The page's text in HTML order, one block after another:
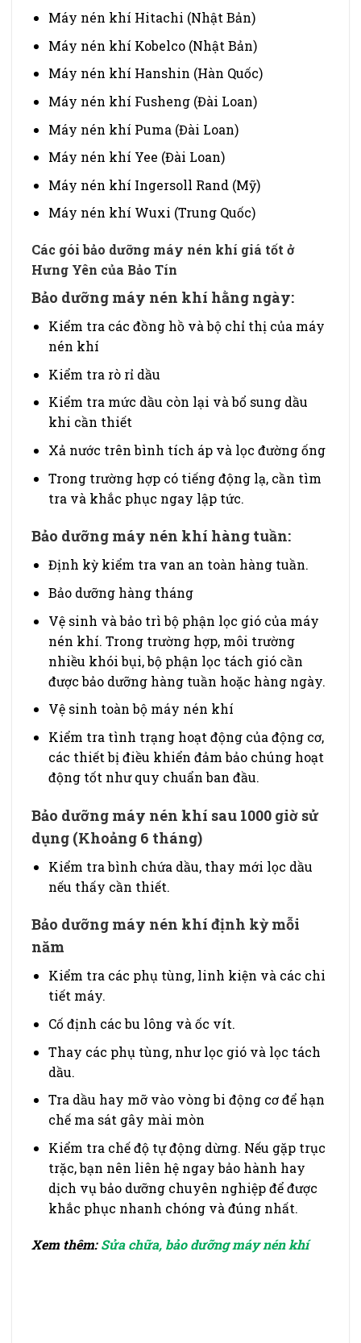
Máy nén khí Hitachi (Nhật Bản)
Máy nén khí Kobelco (Nhật Bản)
Máy nén khí Hanshin (Hàn Quốc)
Máy nén khí Fusheng (Đài Loan)
Máy nén khí Puma (Đài Loan)
Máy nén khí Yee (Đài Loan)
Máy nén khí Ingersoll Rand (Mỹ)
Máy nén khí Wuxi (Trung Quốc)
Các gói bảo dưỡng máy nén khí giá tốt ở
Hưng Yên của Bảo Tín
Bảo dưỡng máy nén khí hằng ngày:
Kiểm tra các đồng hồ và bộ chỉ thị của máy
nén khí
Kiểm tra rò rỉ dầu
Kiểm tra mức dầu còn lại và bổ sung dầu
khi cần thiết
Xả nước trên bình tích áp và lọc đường ống
Trong trường hợp có tiếng động lạ, cần tìm
tra và khắc phục ngay lập tức.
Bảo dưỡng máy nén khí hàng tuần:
Định kỳ kiểm tra van an toàn hàng tuần.
Bảo dưỡng hàng tháng
Vệ sinh và bảo trì bộ phận lọc gió của máy
nén khí. Trong trường hợp, môi trường
nhiều khói bụi, bộ phận lọc tách gió cần
được bảo dưỡng hàng tuần hoặc hàng ngày.
Vệ sinh toàn bộ máy nén khí
Kiểm tra tình trạng hoạt động của động cơ,
các thiết bị điều khiển đảm bảo chúng hoạt
động tốt như quy chuẩn ban đầu.
Bảo dưỡng máy nén khí sau 1000 giờ sử
dụng (Khoảng 6 tháng)
Kiểm tra bình chứa dầu, thay mới lọc dầu
nếu thấy cần thiết.
Bảo dưỡng máy nén khí định kỳ mỗi
năm
Kiểm tra các phụ tùng, linh kiện và các chi
tiết máy.
Cố định các bu lông và ốc vít.
Thay các phụ tùng, như lọc gió và lọc tách
dầu.
Tra dầu hay mỡ vào vòng bi động cơ để hạn
chế ma sát gây mài mòn
Kiểm tra chế độ tự động dừng. Nếu gặp trục
trặc, bạn nên liên hệ ngay bảo hành hay
dịch vụ bảo dưỡng chuyên nghiệp để được
khắc phục nhanh chóng và đúng nhất.
Xem thêm:Sửa chữa, bảo dưỡng máy nén khí